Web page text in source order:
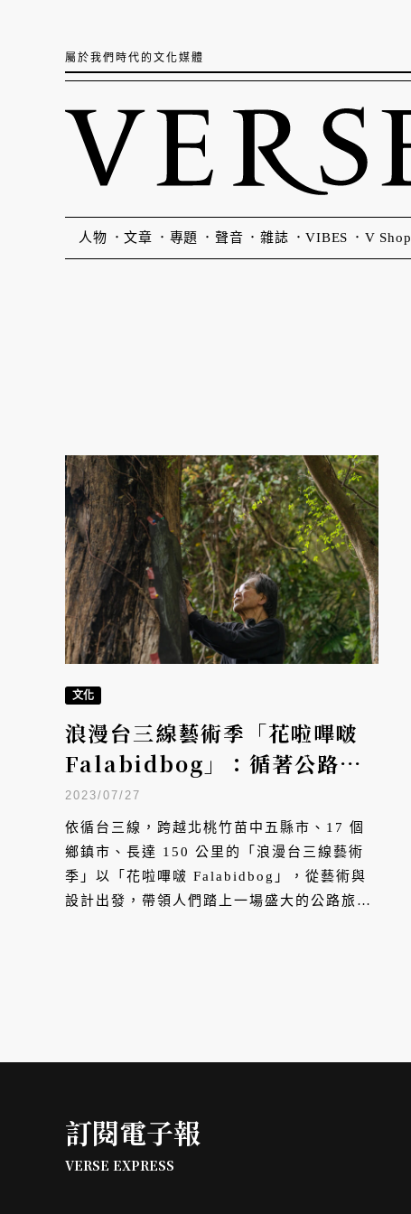
屬於我們時代的文化媒體
人物 文章 專題 聲音 雜誌 VIBES V Shop
文化
浪漫台三線藝術季「花啦嗶啵
Falabidbog」：循著公路，
一起Becoming Hakka！
2023/07/27
依循台三線，跨越北桃竹苗中五縣市、17 個
鄉鎮市、長達 150 公里的「浪漫台三線藝術
季」以「花啦嗶啵 Falabidbog」，從藝術與
設計出發，帶領人們踏上一場盛大的公路旅
訂閱電子報
VERSE EXPRESS